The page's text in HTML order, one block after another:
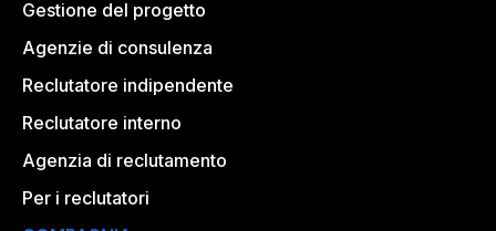
Gestione del progetto
Agenzie di consulenza
Reclutatore indipendente
Reclutatore interno
Agenzia di reclutamento
Per i reclutatori